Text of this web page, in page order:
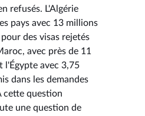
refusés. L'Algérie
pays avec 13 millions
des visas rejetés
avec près de 11
l'Égypte avec 3,75
dans les demandes
cette question
une question de